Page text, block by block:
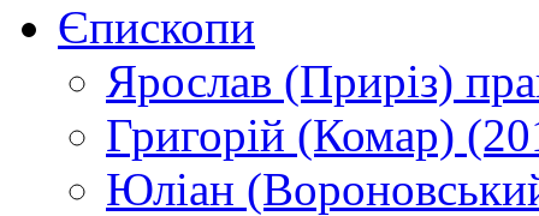
Єпископи
Ярослав (Приріз)
Григорій (Комар)
Юліан